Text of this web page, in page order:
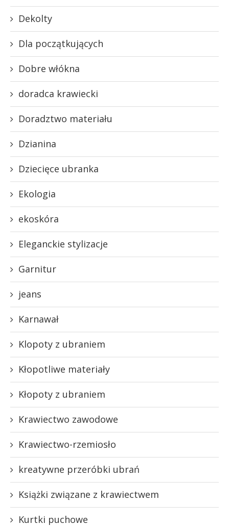
Dekolty
Dla początkujących
Dobre włókna
doradca krawiecki
Doradztwo materiału
Dzianina
Dziecięce ubranka
Ekologia
ekoskóra
Eleganckie stylizacje
Garnitur
jeans
Karnawał
Klopoty z ubraniem
Kłopotliwe materiały
Kłopoty z ubraniem
Krawiectwo zawodowe
Krawiectwo-rzemiosło
kreatywne przeróbki ubrań
Książki związane z krawiectwem
Kurtki puchowe